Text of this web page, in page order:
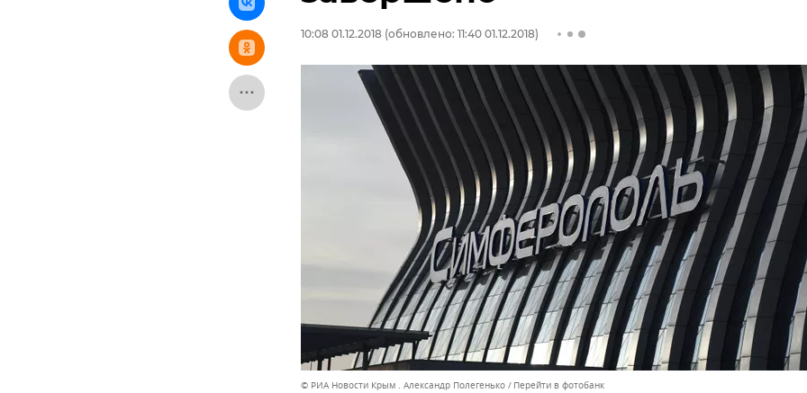
10:08 01.12.2018 (обновлено: 11:40 01.12.2018)
© РИА Новости Крым . Александр Полегенько Перейти в фотобанк